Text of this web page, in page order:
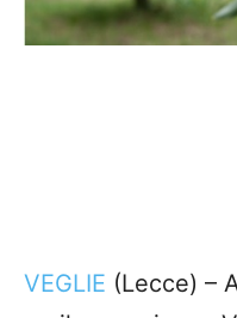
VEGLIE (Lecce) –